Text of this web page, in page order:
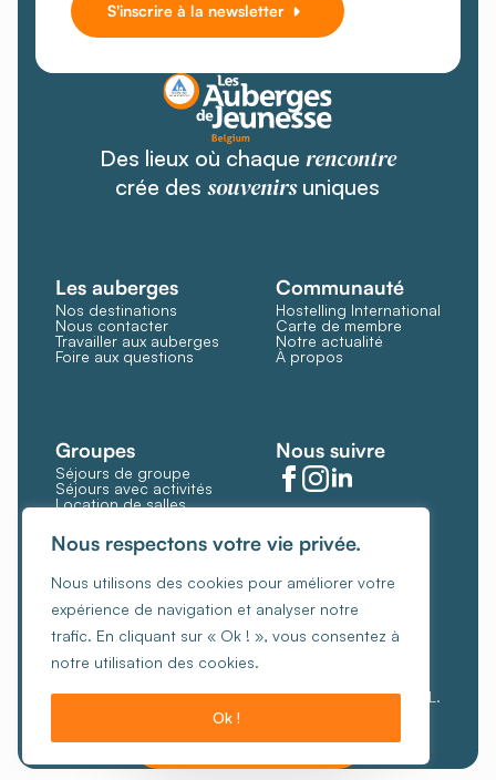
Je veux réserver !
S'inscrire à la newsletter
Des lieux où chaque rencontre
crée dessouvenirsuniques
Les auberges
Nos destinations
Nous contacter
Travailler aux auberges
Foire aux questions
Communauté
Hostelling International
Carte de membre
Notre actualité
À propos
Groupes
Séjours de groupe
Séjours avec activités
Location de salles
Nous suivre
Gérer les cookies
Conditions générales
Politique de confidentialité
Charte de gestion éthique des revenus
© Copyright 2026, Les Auberges de Jeunesse ASBL.
Créé par Hungry Nuggets.
Nous respectons votre vie privée.
Nous utilisons des cookies pour améliorer votre
expérience de navigation et analyser notre
trafic. En cliquant sur « Ok ! », vous consentez à
notre utilisation des cookies.
Ok !